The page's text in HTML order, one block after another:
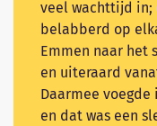
veel wachttijd in;
belabberd op
Emmen naar het
en uiteraard
Daarmee
en dat was een